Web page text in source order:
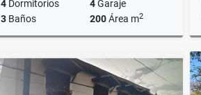
4 Dormitorios 4Garaje
3 Baños 200Área m2
Venta
US$185,000